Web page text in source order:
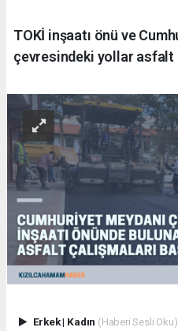
TOKİ inşaatı önü ve
çevresindeki yollar asfalt
Erkek| Kadın (Haberi Sesli Oku)